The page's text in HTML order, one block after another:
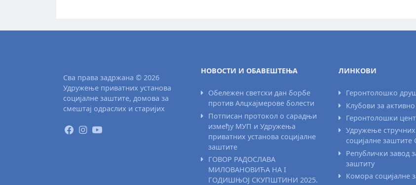
Сва права задржана © 2026
Удружење приватних установа
социјалне заштите, домова за
смештај одраслих и старијих
НОВОСТИ И ОБАВЕШТЕЊА
Обележен светски дан борбе
против Алцхајмерове болести
Потписан протокол о сарадњи
између МУП и Удружења
приватних установа социјалне
заштите
ГОВОР РАДОСЛАВА
МИЛОВАНОВИЋА НА I
ГОДИШЊОЈ СКУПШТИНИ 2025.
ЛИНКОВИ
Геронтолошко
Клубови за
Геронтолошки
Удружење
социјалне заштите
Републички завод
заштиту
Комора социјалне